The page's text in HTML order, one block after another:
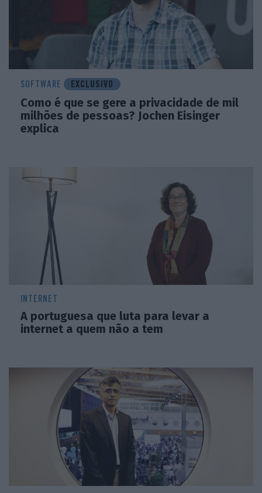
SOFTWARE EXCLUSIVO
Como é que se gere a privacidade de mil
milhões de pessoas? Jochen Eisinger
explica
INTERNET
A portuguesa que luta para levar a
internet a quem não a tem